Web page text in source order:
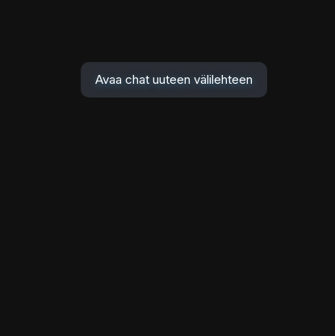
Avaa chat uuteen välilehteen